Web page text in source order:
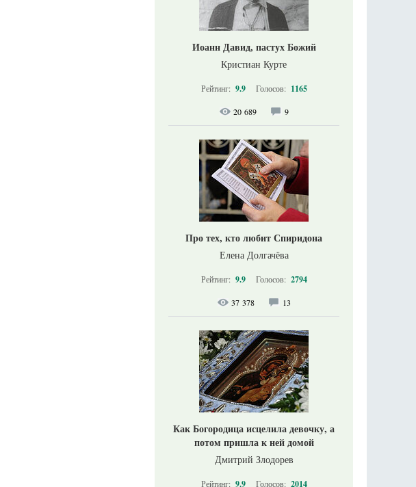
Иоанн Давид, пастух Божий
Кристиан Курте
Рейтинг: 9.9 Голосов: 1165
20 689 9
Про тех, кто любит Спиридона
Елена Долгачёва
Рейтинг: 9.9 Голосов: 2794
37 378 13
Как Богородица исцелила девочку, а
потом пришла к ней домой
Дмитрий Злодорев
Рейтинг: 9.9 Голосов: 2014